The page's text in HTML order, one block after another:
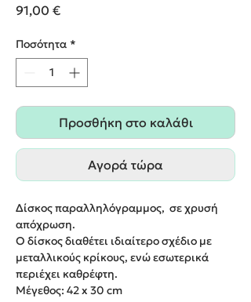
91,00 €Τιμή
Ποσότητα *
Προσθήκη στο καλάθι
Αγορά τώρα
Δίσκος παραλληλόγραμμος, σε χρυσή
απόχρωση.
Ο δίσκος διαθέτει ιδιαίτερο σχέδιο με
μεταλλικούς κρίκους, ενώ εσωτερικά
περιέχει καθρέφτη.
Μέγεθος: 42 x 30 cm